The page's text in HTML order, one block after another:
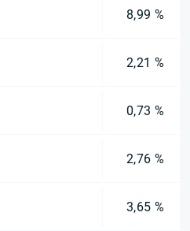
8,99 %
2,21 %
0,73 %
2,76 %
3,65 %